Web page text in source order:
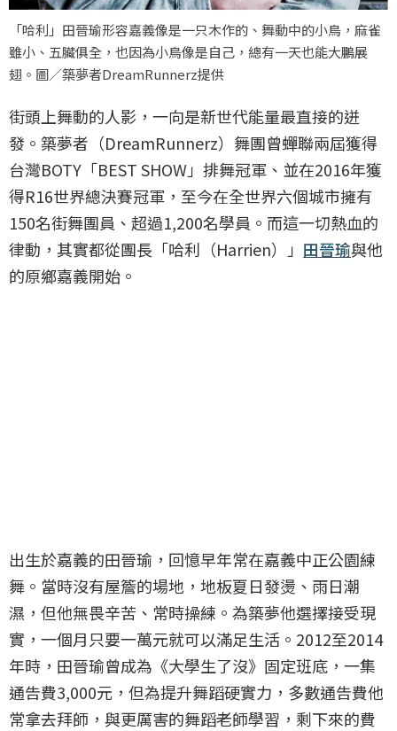
「哈利」田晉瑜形容嘉義像是一只木作的、舞動中的小鳥，麻雀
雖小、五臟俱全，也因為小鳥像是自己，總有一天也能大鵬展
翅。圖／築夢者DreamRunnerz提供
街頭上舞動的人影，一向是新世代能量最直接的迸
發。築夢者（DreamRunnerz）舞團曾蟬聯兩屆獲得
台灣BOTY「BEST SHOW」排舞冠軍、並在2016年獲
得R16世界總決賽冠軍，至今在全世界六個城市擁有
150名街舞團員、超過1,200名學員。而這一切熱血的
律動，其實都從團長「哈利（Harrien）」 田晉瑜與他
的原鄉嘉義開始。
出生於嘉義的田晉瑜，回憶早年常在嘉義中正公園練
舞。當時沒有屋簷的場地，地板夏日發燙、雨日潮
濕，但他無畏辛苦、常時操練。為築夢他選擇接受現
實，一個月只要一萬元就可以滿足生活。2012至2014
年時，田晉瑜曾成為《大學生了沒》固定班底，一集
通告費3,000元，但為提升舞蹈硬實力，多數通告費他
常拿去拜師，與更厲害的舞蹈老師學習，剩下來的費